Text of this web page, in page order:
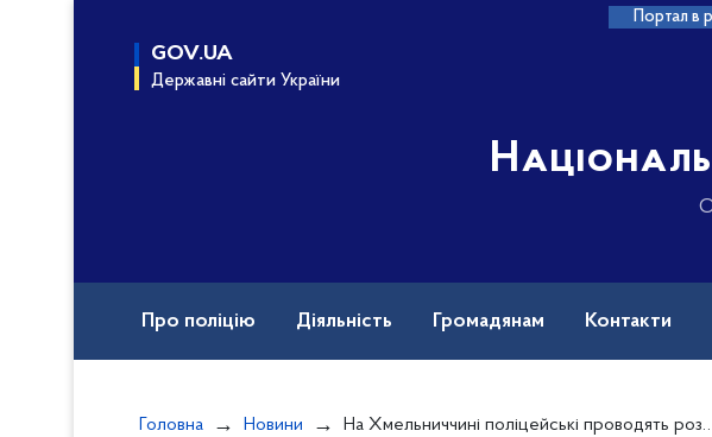
Портал в
GOV.UA
Державні сайти України
Про поліцію Діяльність Громадянам Контакти
Головна Новини На Хмельниччині поліцейські проводять розслідування щодо трудової експлуатації пацієнтів психоневрологічного інтернату